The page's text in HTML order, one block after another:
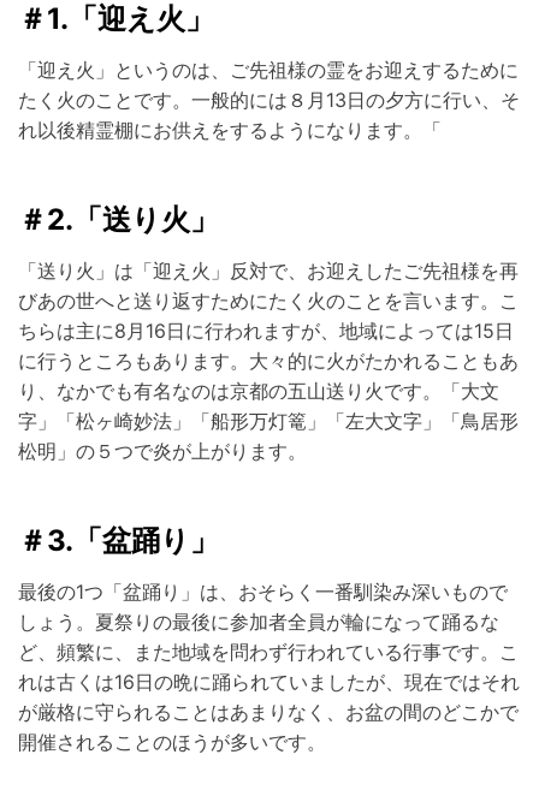
＃1.「迎え火」
「迎え火」というのは、ご先祖様の霊をお迎えするために
たく火のことです。一般的には８月13日の夕方に行い、そ
れ以後精霊棚にお供えをするようになります。「
＃2.「送り火」
「送り火」は「迎え火」反対で、お迎えしたご先祖様を再
びあの世へと送り返すためにたく火のことを言います。こ
ちらは主に8月16日に行われますが、地域によっては15日
に行うところもあります。大々的に火がたかれることもあ
り、なかでも有名なのは京都の五山送り火です。「大文
字」「松ヶ崎妙法」「船形万灯篭」「左大文字」「鳥居形
松明」の５つで炎が上がります。
＃3.「盆踊り」
最後の1つ「盆踊り」は、おそらく一番馴染み深いもので
しょう。夏祭りの最後に参加者全員が輪になって踊るな
ど、頻繁に、また地域を問わず行われている行事です。こ
れは古くは16日の晩に踊られていましたが、現在ではそれ
が厳格に守られることはあまりなく、お盆の間のどこかで
開催されることのほうが多いです。